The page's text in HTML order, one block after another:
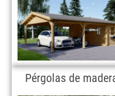
Pérgolas de